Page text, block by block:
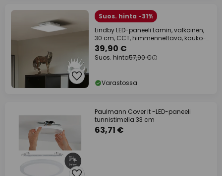
Suos. hinta -31%
Lindby LED-paneeli Lamin, valkoinen,
30 cm, CCT, himmennettävä, kauko-
ohjain
39,90 €
Suos. hinta57,90 €
Varastossa
Paulmann Cover it -LED-paneeli
tunnistimella 33 cm
63,71 €